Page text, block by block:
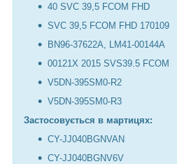
40 SVC 39,5 FCOM FHD
SVC 39,5 FCOM FHD 170109
BN96-37622A, LM41-00144A
00121X 2015 SVS39.5 FCOM
V5DN-395SM0-R2
V5DN-395SM0-R3
Застосовується в мартицях:
CY-JJ040BGNVAN
CY-JJ040BGNV6V